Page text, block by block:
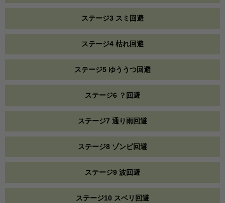
ステージ3 スミ回避
ステージ4 枯れ回避
ステージ5 ゆううつ回避
ステージ6 ？回避
ステージ7 通り雨回避
ステージ8 ゾンビ回避
ステージ9 波回避
ステージ10 スベリ回避